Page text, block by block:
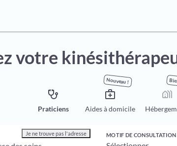
votre
stethoscope
Praticiens
Nouveau !
medical_services
Aides à domicile
holiday_village
Je ne trouve pas l'adresse MOTIF DE CONSULTATION